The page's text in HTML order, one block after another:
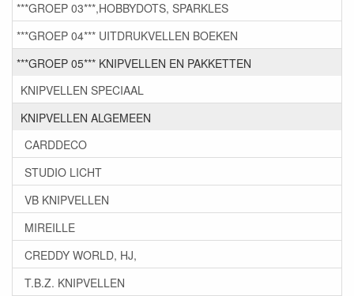
***GROEP 03***,HOBBYDOTS, SPARKLES
***GROEP 04*** UITDRUKVELLEN BOEKEN
***GROEP 05*** KNIPVELLEN EN PAKKETTEN
KNIPVELLEN SPECIAAL
KNIPVELLEN ALGEMEEN
CARDDECO
STUDIO LICHT
VB KNIPVELLEN
MIREILLE
CREDDY WORLD, HJ,
T.B.Z. KNIPVELLEN